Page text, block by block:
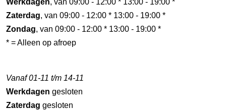
Werkdagen, van 09:00 - 12:00 * 13:00 - 19:00 *
Zaterdag, van 09:00 - 12:00 * 13:00 - 19:00 *
Zondag, van 09:00 - 12:00 * 13:00 - 19:00 *
* = Alleen op afroep
Vanaf 01-11 t/m 14-11
Werkdagen gesloten
Zaterdag gesloten